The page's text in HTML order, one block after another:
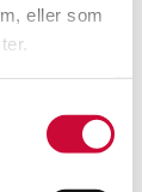
eller som
the back of the